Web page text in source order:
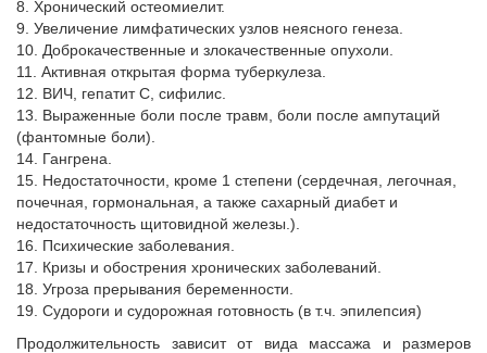
8. Хронический остеомиелит.
9. Увеличение лимфатических узлов неясного генеза.
10. Доброкачественные и злокачественные опухоли.
11. Активная открытая форма туберкулеза.
12. ВИЧ, гепатит С, сифилис.
13. Выраженные боли после травм, боли после ампутаций
(фантомные боли).
14. Гангрена.
15. Недостаточности, кроме 1 степени (сердечная, легочная,
почечная, гормональная, а также сахарный диабет и
недостаточность щитовидной железы.).
16. Психические заболевания.
17. Кризы и обострения хронических заболеваний.
18. Угроза прерывания беременности.
19. Судороги и судорожная готовность (в т.ч. эпилепсия)
Продолжительность зависит от вида массажа и размеров